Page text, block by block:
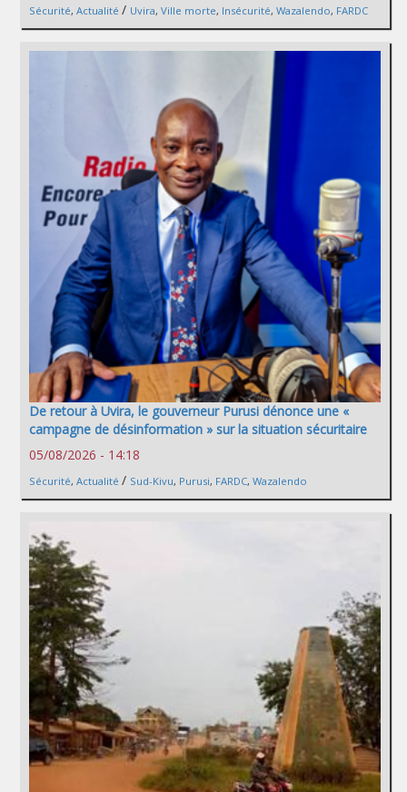
Sécurité, Actualité / Uvira, Ville morte, Insécurité, Wazalendo, FARDC
De retour à Uvira, le gouverneur Purusi dénonce une «
campagne de désinformation » sur la situation sécuritaire
05/08/2026 - 14:18
Sécurité, Actualité / Sud-Kivu, Purusi, FARDC, Wazalendo